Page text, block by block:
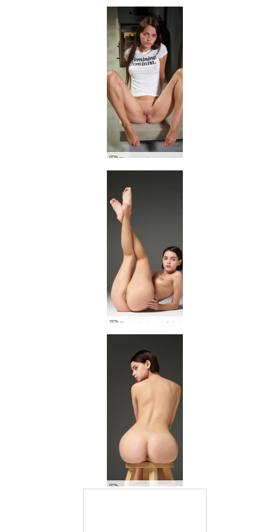
Γυναικεία αντιφεμινίστρια Ariel
Γυμνή τέχνη Ariel
Ιδιωτικά πορτρέτα Ariel